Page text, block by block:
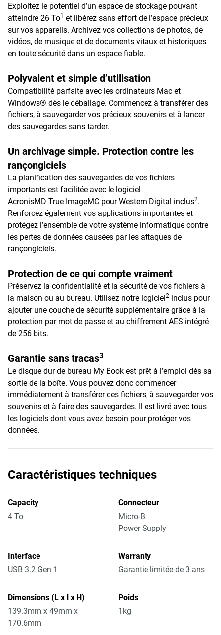
Exploitez le potentiel d’un espace de stockage pouvant
atteindre 26 To1 et libérez sans effort de l’espace précieux
sur vos appareils. Archivez vos collections de photos, de
vidéos, de musique et de documents vitaux et historiques
en toute sécurité dans un espace fiable.
Polyvalent et simple d’utilisation
Compatibilité parfaite avec les ordinateurs Mac et
Windows® dès le déballage. Commencez à transférer des
fichiers, à sauvegarder vos précieux souvenirs et à lancer
des sauvegardes sans tarder.
Un archivage simple. Protection contre les
rançongiciels
La planification des sauvegardes de vos fichiers
importants est facilitée avec le logiciel
AcronisMD True ImageMC pour Western Digital inclus2.
Renforcez également vos applications importantes et
protégez l’ensemble de votre système informatique contre
les pertes de données causées par les attaques de
rançongiciels.
Protection de ce qui compte vraiment
Préservez la confidentialité et la sécurité de vos fichiers à
la maison ou au bureau. Utilisez notre logiciel2 inclus pour
ajouter une couche de sécurité supplémentaire grâce à la
protection par mot de passe et au chiffrement AES intégré
de 256 bits.
Garantie sans tracas3
Le disque dur de bureau My Book est prêt à l’emploi dès sa
sortie de la boîte. Vous pouvez donc commencer
immédiatement à transférer des fichiers, à sauvegarder vos
souvenirs et à faire des sauvegardes. Il est livré avec tous
les logiciels dont vous avez besoin pour protéger vos
données.
Caractéristiques techniques
Capacity
4 To
Connecteur
Micro-B
Power Supply
Interface
USB 3.2 Gen 1
Warranty
Garantie limitée de 3 ans
Dimensions (L x l x H)
139.3mm x 49mm x
170.6mm
Poids
1kg